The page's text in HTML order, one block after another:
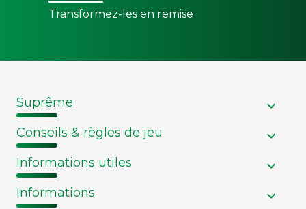
Transformez-les en remise
Suprême
Conseils & règles de jeu
Informations utiles
Informations